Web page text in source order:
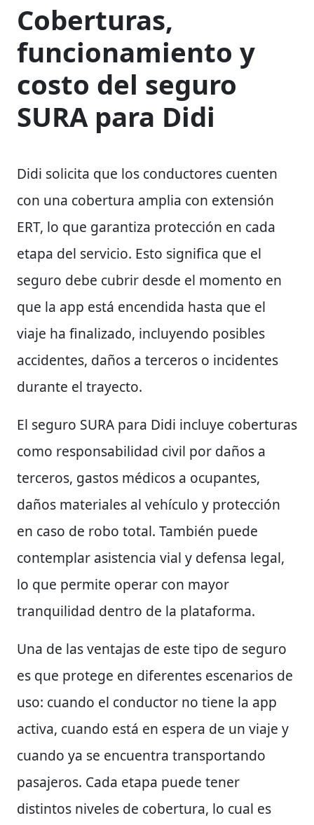
Coberturas,
funcionamiento y
costo del seguro
SURA para Didi
Didi solicita que los conductores cuenten
con una cobertura amplia con extensión
ERT, lo que garantiza protección en cada
etapa del servicio. Esto significa que el
seguro debe cubrir desde el momento en
que la app está encendida hasta que el
viaje ha finalizado, incluyendo posibles
accidentes, daños a terceros o incidentes
durante el trayecto.
El seguro SURA para Didi incluye coberturas
como responsabilidad civil por daños a
terceros, gastos médicos a ocupantes,
daños materiales al vehículo y protección
en caso de robo total. También puede
contemplar asistencia vial y defensa legal,
lo que permite operar con mayor
tranquilidad dentro de la plataforma.
Una de las ventajas de este tipo de seguro
es que protege en diferentes escenarios de
uso: cuando el conductor no tiene la app
activa, cuando está en espera de un viaje y
cuando ya se encuentra transportando
pasajeros. Cada etapa puede tener
distintos niveles de cobertura, lo cual es